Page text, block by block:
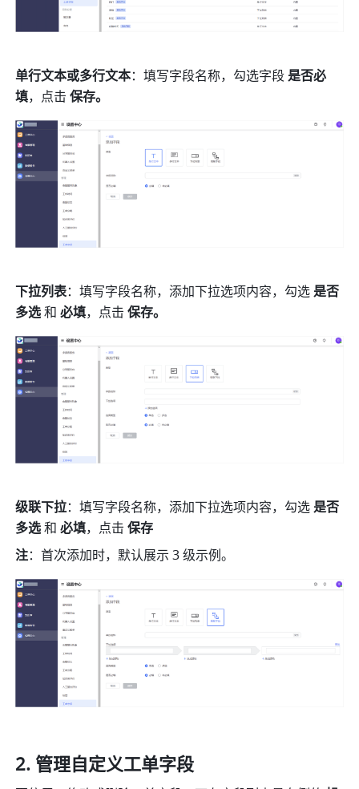
单行文本或多行文本：填写字段名称，勾选字段 是否必
填，点击 保存。
下拉列表：填写字段名称，添加下拉选项内容，勾选 是否
多选 和 必填，点击 保存。
级联下拉：填写字段名称，添加下拉选项内容，勾选 是否
多选 和 必填，点击 保存
注：首次添加时，默认展示 3 级示例。
管理自定义工单字段